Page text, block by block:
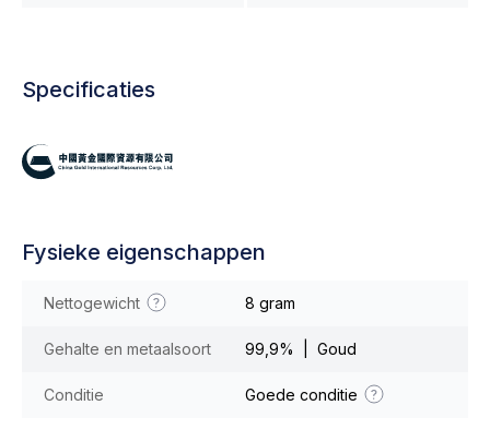
Specificaties
Fysieke eigenschappen
Nettogewicht 8 gram
Gehalte en metaalsoort 99,9% | Goud
Conditie Goede conditie